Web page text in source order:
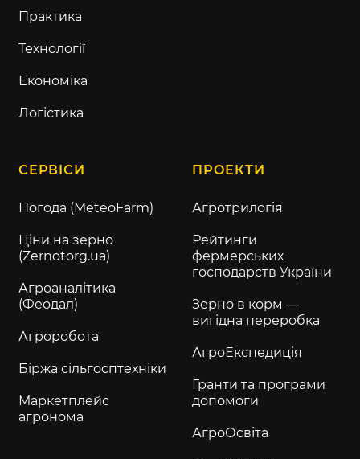
Практика
Технології
Економіка
Логістика
СЕРВІСИ
Погода (MeteoFarm)
Ціни на зерно
(Zernotorg.ua)
Агроаналітика
(Феодал)
Агроробота
Біржа сільгосптехніки
Маркетплейс
агронома
ПРОЕКТИ
Агротрилогія
Рейтинги
фермерських
господарств України
Зерно в корм —
вигідна переробка
АгроЕкспедиція
Гранти та програми
допомоги
АгроОсвіта